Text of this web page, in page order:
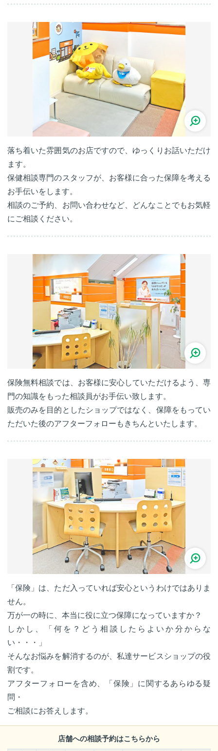
落ち着いた雰囲気のお店ですので、ゆっくりお話いただけ
ます。
保健相談専門のスタッフが、お客様に合った保障を考える
お手伝いをします。
相談のご予約、お問い合わせなど、どんなことでもお気軽
にご相談ください。
保険無料相談では、お客様に安心していただけるよう、専
門の知識をもった相談員がお手伝い致します。
販売のみを目的としたショップではなく、保障をもってい
ただいた後のアフターフォローもきちんといたします。
「保険」は、ただ入っていれば安心というわけではありま
せん。
万が一の時に、本当に役に立つ保障になっていますか？
しかし、「何を？どう相談したらよいか分からな
い・・・」
そんなお悩みを解消するのが、私達サービスショップの役
割です。
アフターフォローを含め、「保険」に関するあらゆる疑
問・
ご相談にお答えします。
店舗への相談予約はこちらから